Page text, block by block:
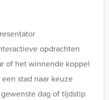
opdrachten
of het winnende koppel
stad naar keuze
dag of tijdstip